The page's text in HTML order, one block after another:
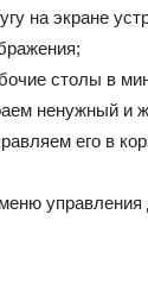
на экране
столы в
ненужный и
его в